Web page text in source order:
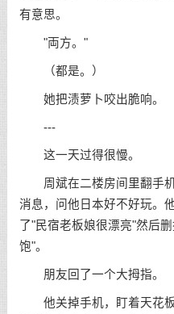
有意思。
"両方。"
（都是。）
她把渍萝卜咬出脆响。
---
这一天过得很慢。
周斌在二楼房间里翻手机
消息，问他日本好不好玩。
了"民宿老板娘很漂亮"然后
饱"。
朋友回了一个大拇指。
他关掉手机，盯着天花板